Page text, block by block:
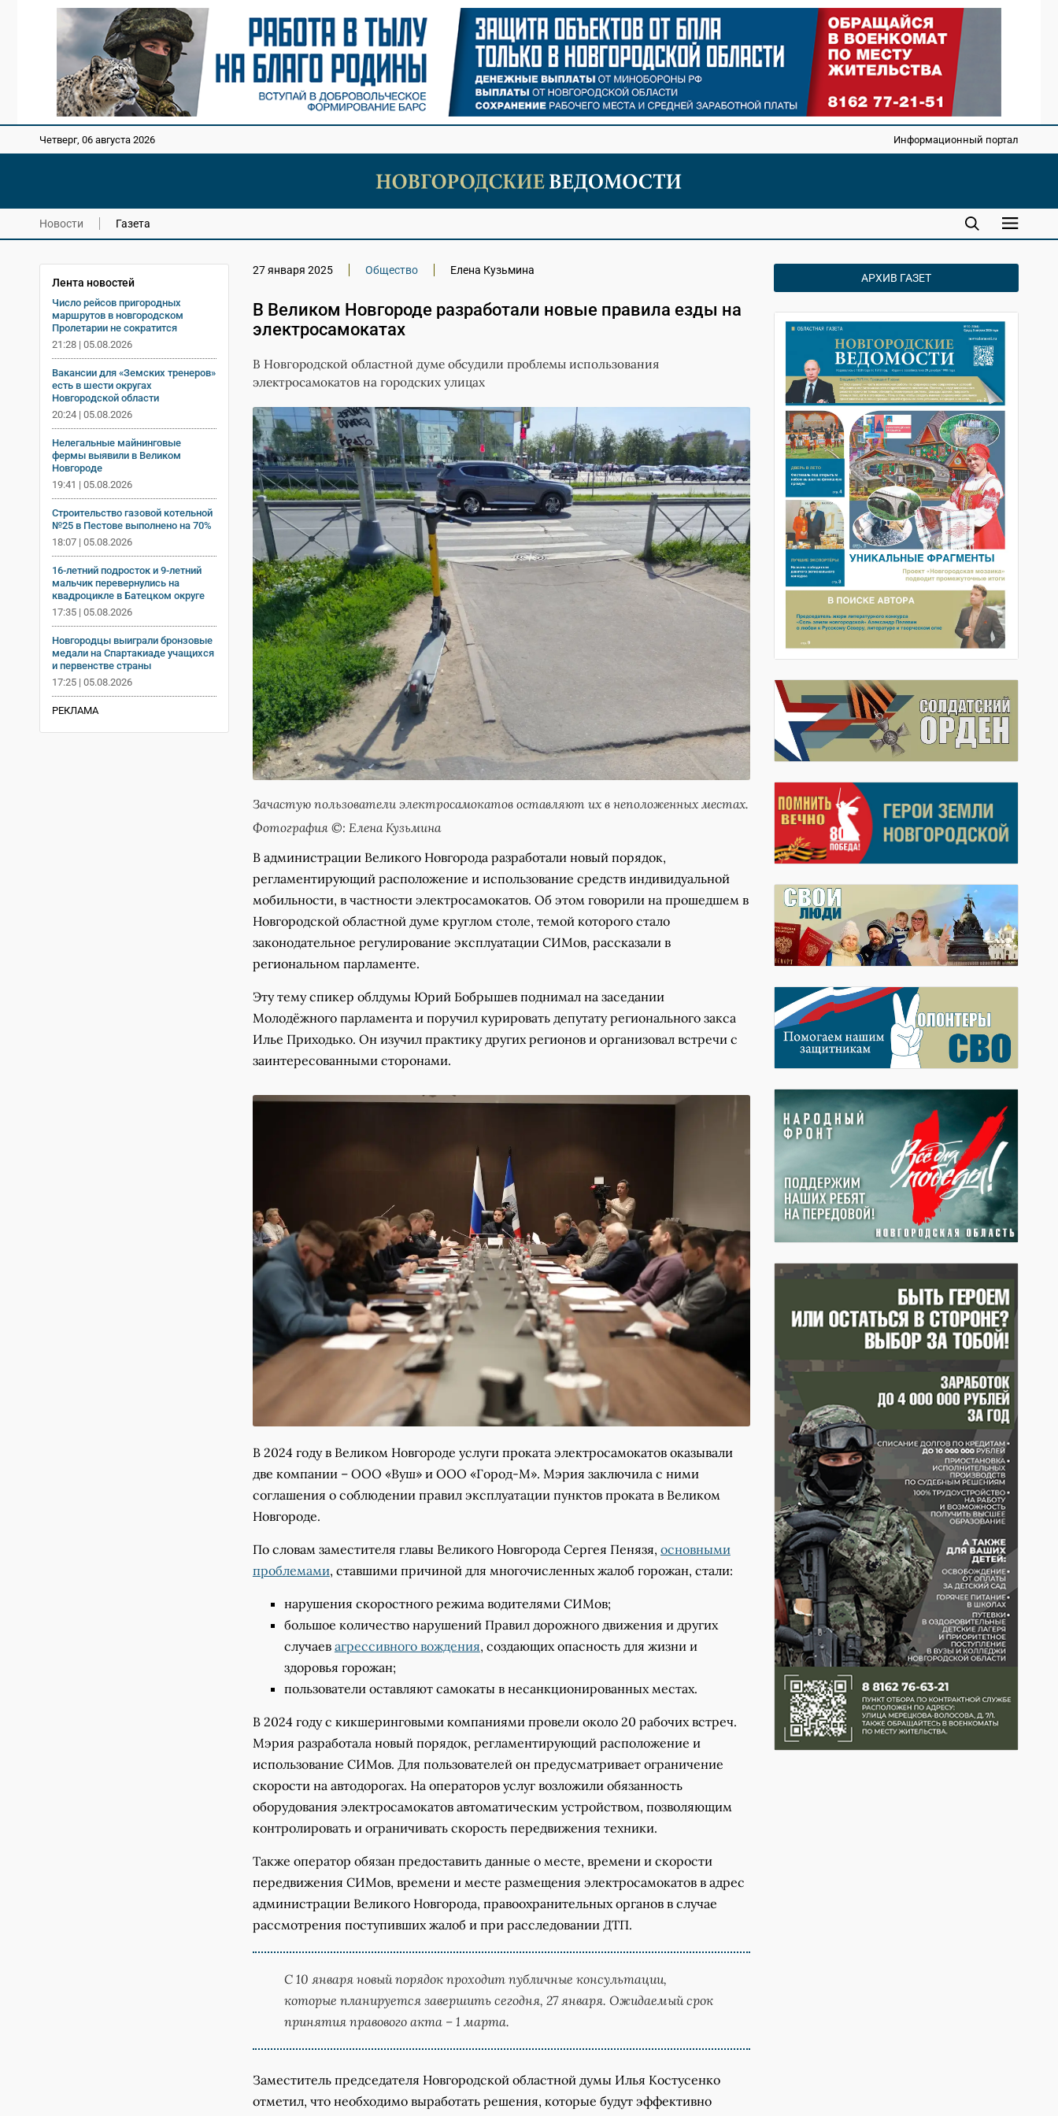
Четверг, 06 августа 2026 Информационный портал
Новости Газета
Лента новостей
Число рейсов пригородных
маршрутов в новгородском
Пролетарии не сократится
21:28 | 05.08.2026
Вакансии для «Земских тренеров»
есть в шести округах
Новгородской области
20:24 | 05.08.2026
Нелегальные майнинговые
фермы выявили в Великом
Новгороде
19:41 | 05.08.2026
Строительство газовой котельной
№25 в Пестове выполнено на 70%
18:07 | 05.08.2026
16-летний подросток и 9-летний
мальчик перевернулись на
квадроцикле в Батецком округе
17:35 | 05.08.2026
Новгородцы выиграли бронзовые
медали на Спартакиаде учащихся
и первенстве страны
17:25 | 05.08.2026
РЕКЛАМА
27 января 2025 Общество Елена Кузьмина
В Великом Новгороде разработали новые правила езды на
электросамокатах
В Новгородской областной думе обсудили проблемы использования
электросамокатов на городских улицах
Зачастую пользователи электросамокатов оставляют их в неположенных местах.
Фотография ©: Елена Кузьмина
В администрации Великого Новгорода разработали новый порядок,
регламентирующий расположение и использование средств индивидуальной
мобильности, в частности электросамокатов. Об этом говорили на прошедшем в
Новгородской областной думе круглом столе, темой которого стало
законодательное регулирование эксплуатации СИМов, рассказали в
региональном парламенте.
Эту тему спикер облдумы Юрий Бобрышев поднимал на заседании
Молодёжного парламента и поручил курировать депутату регионального закса
Илье Приходько. Он изучил практику других регионов и организовал встречи с
заинтересованными сторонами.
В 2024 году в Великом Новгороде услуги проката электросамокатов оказывали
две компании – ООО «Вуш» и ООО «Город-М». Мэрия заключила с ними
соглашения о соблюдении правил эксплуатации пунктов проката в Великом
Новгороде.
По словам заместителя главы Великого Новгорода Сергея Пенязя, основными
проблемами, ставшими причиной для многочисленных жалоб горожан, стали:
нарушения скоростного режима водителями СИМов;
большое количество нарушений Правил дорожного движения и других
случаев агрессивного вождения, создающих опасность для жизни и
здоровья горожан;
пользователи оставляют самокаты в несанкционированных местах.
В 2024 году с кикшеринговыми компаниями провели около 20 рабочих встреч.
Мэрия разработала новый порядок, регламентирующий расположение и
использование СИМов. Для пользователей он предусматривает ограничение
скорости на автодорогах. На операторов услуг возложили обязанность
оборудования электросамокатов автоматическим устройством, позволяющим
контролировать и ограничивать скорость передвижения техники.
Также оператор обязан предоставить данные о месте, времени и скорости
передвижения СИМов, времени и месте размещения электросамокатов в адрес
администрации Великого Новгорода, правоохранительных органов в случае
рассмотрения поступивших жалоб и при расследовании ДТП.
С 10 января новый порядок проходит публичные консультации,
которые планируется завершить сегодня, 27 января. Ожидаемый срок
принятия правового акта – 1 марта.
Заместитель председателя Новгородской областной думы Илья Костусенко
отметил, что необходимо выработать решения, которые будут эффективно
АРХИВ ГАЗЕТ